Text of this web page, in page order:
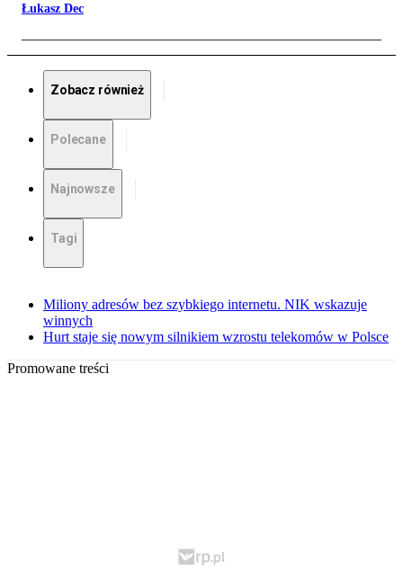
Łukasz Dec
Zobacz również
Polecane
Najnowsze
Tagi
Miliony adresów bez szybkiego internetu. NIK wskazuje
winnych
Hurt staje się nowym silnikiem wzrostu telekomów w Polsce
Promowane treści